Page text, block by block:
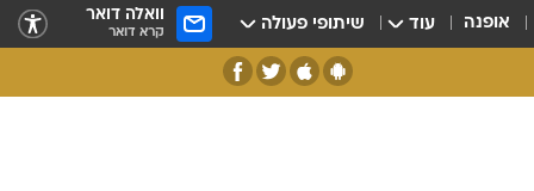
אופנה עוד שיתופי פעולה וואלה דואר
קרא דואר